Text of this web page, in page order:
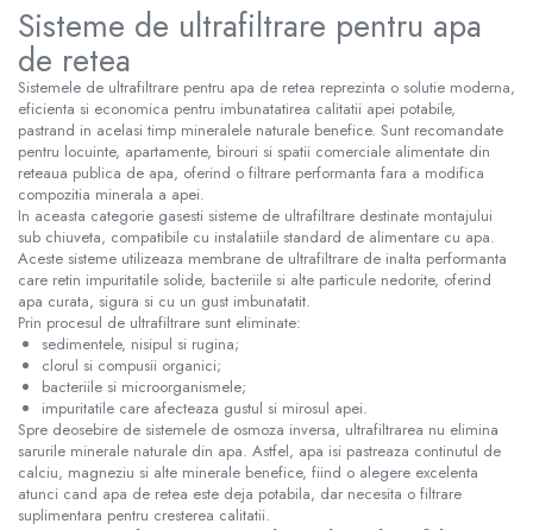
Sisteme de ultrafiltrare pentru apa
de retea
Sistemele de ultrafiltrare pentru apa de retea reprezinta o solutie moderna,
eficienta si economica pentru imbunatatirea calitatii apei potabile,
pastrand in acelasi timp mineralele naturale benefice. Sunt recomandate
pentru locuinte, apartamente, birouri si spatii comerciale alimentate din
reteaua publica de apa, oferind o filtrare performanta fara a modifica
compozitia minerala a apei.
In aceasta categorie gasesti sisteme de ultrafiltrare destinate montajului
sub chiuveta, compatibile cu instalatiile standard de alimentare cu apa.
Aceste sisteme utilizeaza membrane de ultrafiltrare de inalta performanta
care retin impuritatile solide, bacteriile si alte particule nedorite, oferind
apa curata, sigura si cu un gust imbunatatit.
Prin procesul de ultrafiltrare sunt eliminate:
sedimentele, nisipul si rugina;
clorul si compusii organici;
bacteriile si microorganismele;
impuritatile care afecteaza gustul si mirosul apei.
Spre deosebire de sistemele de osmoza inversa, ultrafiltrarea nu elimina
sarurile minerale naturale din apa. Astfel, apa isi pastreaza continutul de
calciu, magneziu si alte minerale benefice, fiind o alegere excelenta
atunci cand apa de retea este deja potabila, dar necesita o filtrare
suplimentara pentru cresterea calitatii.